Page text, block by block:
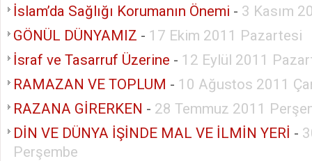
İslam’da Sağlığı Korumanın Önemi - 3 Kasım
GÖNÜL DÜNYAMIZ - 17 Ekim 2011 Pazartesi
İsraf ve Tasarruf Üzerine - 12 Eylül 2011
RAMAZAN VE TOPLUM - 10 Ağustos 2011
RAZANA GİRERKEN - 28 Temmuz 2011
DİN VE DÜNYA İŞİNDE MAL VE İLMİN YERİ -
Perşembe